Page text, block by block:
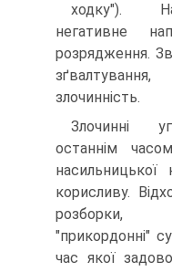
ходку").
негативне
розрядження.
злочинність.
Злочинні
останнім
насильницької
корисливу.
розборки,
"прикордонні"
час якої